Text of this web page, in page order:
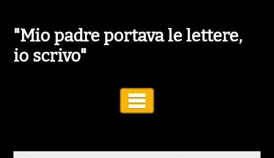
"Mio padre portava le lettere,
io scrivo"